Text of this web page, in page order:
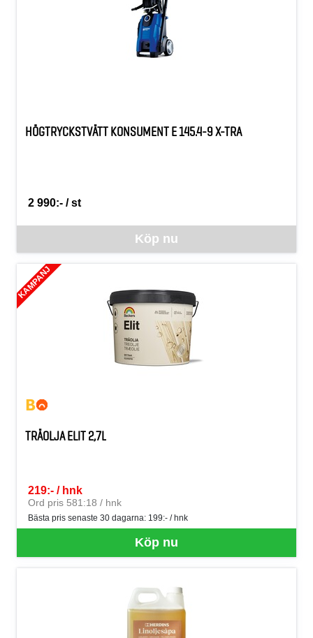
HÖGTRYCKSTVÄTT KONSUMENT E 145.4-9 X-TRA
Köp nu
2 990:- / st
SEK per ST
KAMPANJ
TRÄOLJA ELIT 2,7L
Köp nu
219:- / hnk
SEK per HNK
Ord pris 581:18 / hnk
Bästa pris senaste 30 dagarna: 199:- / hnk